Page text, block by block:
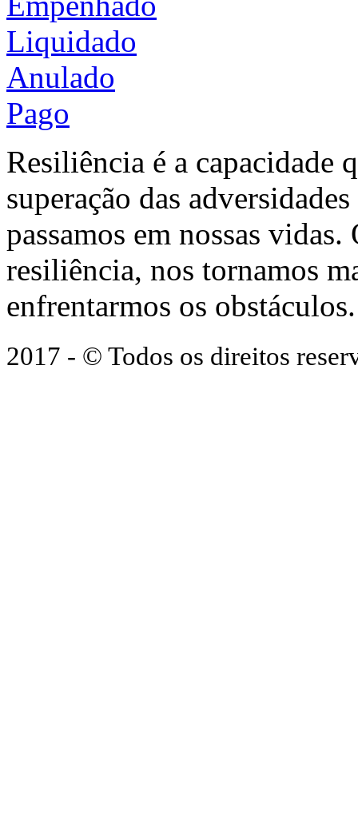
Liquidado
Anulado
Pago
Resiliência é a capacidade
superação das
passamos em nossas
resiliência, nos tornamos
enfrentarmos os obstáculos.
2017 - © Todos os direitos